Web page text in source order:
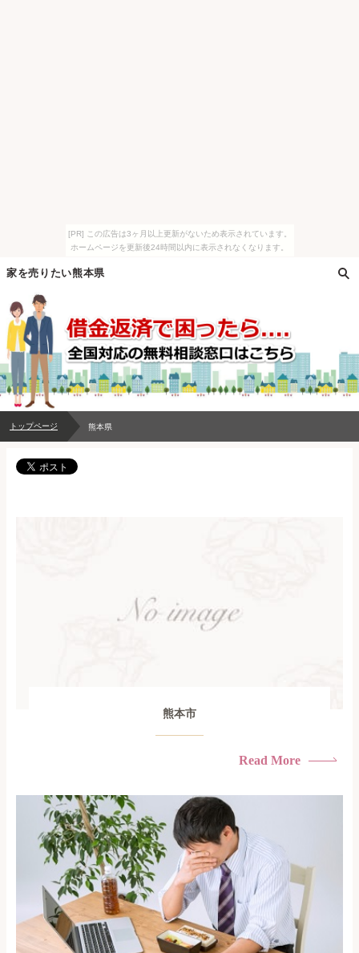
[PR] この広告は3ヶ月以上更新がないため表示されています。
ホームページを更新後24時間以内に表示されなくなります。
家を売りたい熊本県
トップページ 熊本県
熊本市
Read More